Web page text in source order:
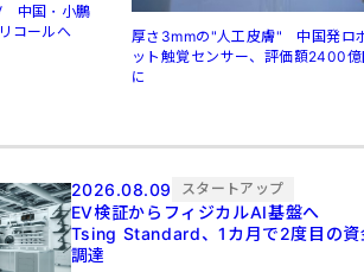
中国・小鵬
コールへ
厚さ3mmの"人工皮膚" 中国発ロ
ット触覚センサー、評価額2400
に
2026.08.09 スタートアップ
EV検証からフィジカルAI基盤へ
Tsing Standard、1カ月で2度目の資
調達